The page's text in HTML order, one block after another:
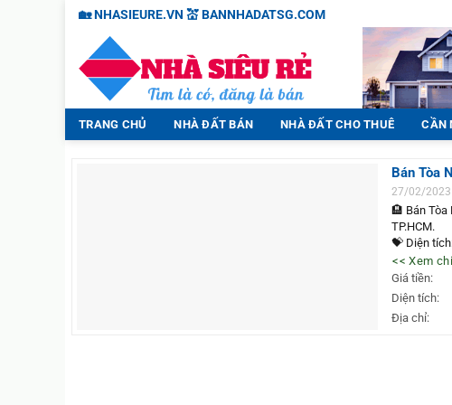
Chuyển
dung
🏡 NHASIEURE.VN 💒 BANNHADATSG.COM
TRANG CHỦ NHÀ ĐẤT BÁN NHÀ ĐẤT CHO THUÊ CẦN
Bán Tòa
27/02/2023
🏨 Bán Tòa
TP.HCM.
💝 Diện
💒 Căn góc
ngay.
👉 Có sẵn
👉 Vị trí
Gòn, chợ,
<< Xem
Giá tiền:
Diện tích:
Địa chỉ: